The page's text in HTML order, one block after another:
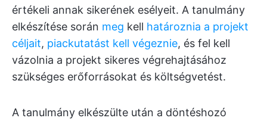
értékeli annak sikerének esélyeit. A tanulmány
elkészítése során meg kell határoznia a projekt
céljait, piackutatást kell végeznie, és fel kell
vázolnia a projekt sikeres végrehajtásához
szükséges erőforrásokat és költségvetést.
A tanulmány elkészülte után a döntéshozó